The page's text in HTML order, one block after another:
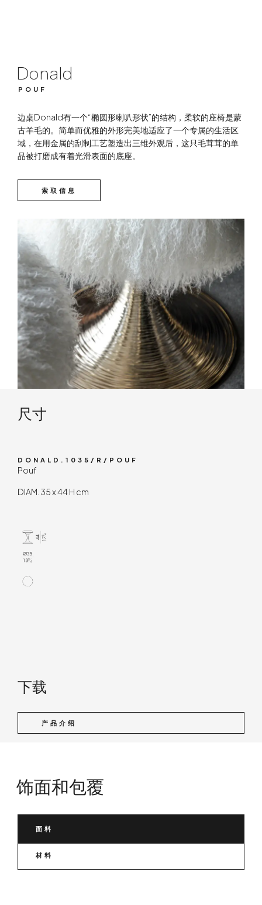
Donald
POUF
边桌Donald有一个“椭圆形喇叭形状”的结构，柔软的座椅是蒙
古羊毛的。简单而优雅的外形完美地适应了一个专属的生活区
域，在用金属的刮制工艺塑造出三维外观后，这只毛茸茸的单
品被打磨成有着光滑表面的底座。
索取信息
尺寸
DONALD.1035/R/POUF
Pouf
DIAM. 35 x 44 H cm
下载
产品介绍
饰面和包覆
面料
材料